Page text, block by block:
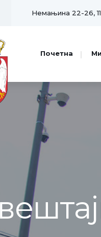
Немањина 22-26,
Почетна